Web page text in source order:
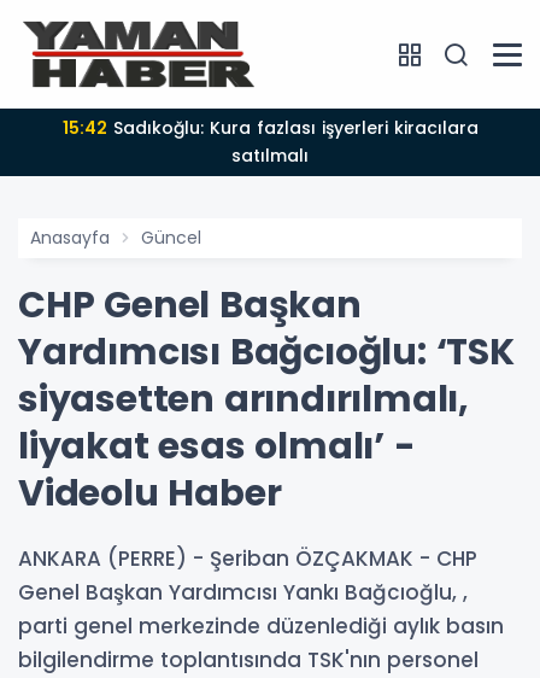
15:42
satılmalı
Anasayfa Güncel
CHP Genel Başkan
Yardımcısı Bağcıoğlu: ‘TSK
siyasetten arındırılmalı,
liyakat esas olmalı’ -
Videolu Haber
ANKARA (PERRE) - Şeriban ÖZÇAKMAK - CHP
Genel Başkan Yardımcısı Yankı Bağcıoğlu, ,
parti genel merkezinde düzenlediği aylık basın
bilgilendirme toplantısında TSK'nın personel